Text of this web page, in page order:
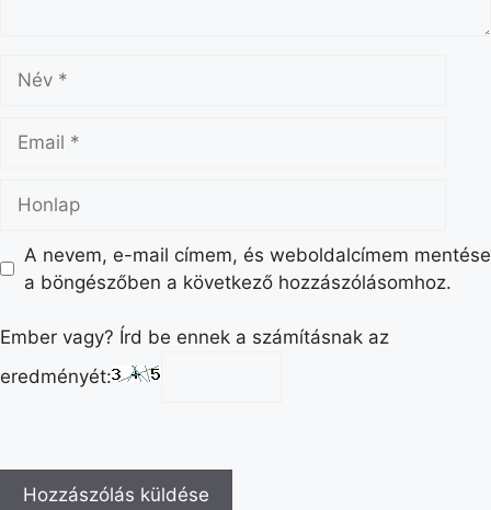
A nevem, e-mail címem, és weboldalcímem mentése
a böngészőben a következő hozzászólásomhoz.
Ember vagy? Írd be ennek a számításnak az
eredményét: